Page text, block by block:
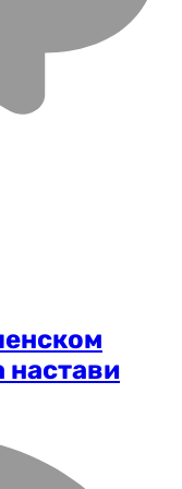
настави